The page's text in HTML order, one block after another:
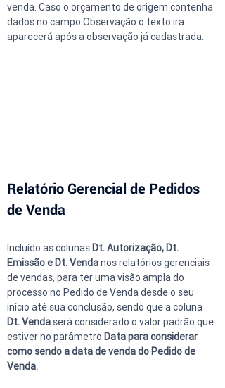
venda. Caso o orçamento de origem contenha
dados no campo Observação o texto ira
aparecerá após a observação já cadastrada.
Relatório Gerencial de Pedidos
de Venda
Incluído as colunas Dt. Autorização, Dt.
Emissão e Dt. Venda nos relatórios gerenciais
de vendas, para ter uma visão ampla do
processo no Pedido de Venda desde o seu
início até sua conclusão, sendo que a coluna
Dt. Venda será considerado o valor padrão que
estiver no parâmetro Data para considerar
como sendo a data de venda do Pedido de
Venda.